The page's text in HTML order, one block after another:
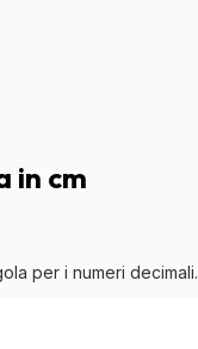
in cm
per i numeri decimali.